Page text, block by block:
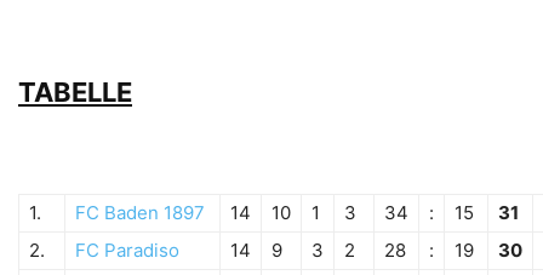
TABELLE
1. FC Baden 1897 14 10 1 3 34 : 15
31
2.
FC Paradiso 14 9 3 2 28 : 19
30